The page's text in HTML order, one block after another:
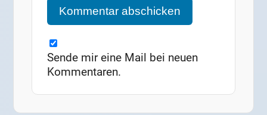
Sende mir eine Mail bei neuen
Kommentaren.